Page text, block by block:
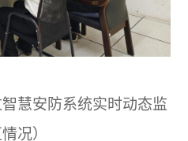
慧安防系统实时动态监
况）